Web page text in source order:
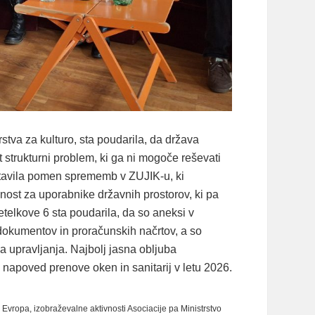
za kulturo, sta poudarila, da država
problem, ki ga ni mogoče reševati
pomen sprememb v ZUJIK-u, ki
za uporabnike državnih prostorov, ki pa
6 sta poudarila, da so aneksi v
in proračunskih načrtov, a so
upravljanja. Najbolj jasna obljuba
prenove oken in sanitarij v letu 2026.
izobraževalne aktivnosti Asociacije pa Ministrstvo